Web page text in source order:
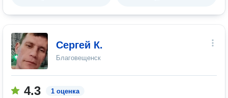
Сергей К.
Благовещенск
4.3 1 оценка